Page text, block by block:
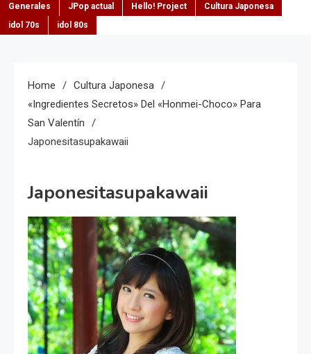
Generales
JPop actual Hello! Project
Cultura Japonesa
idol 70s
idol 80s
Home
Cultura Japonesa
«Ingredientes Secretos» Del «Honmei-Choco» Para
San Valentín
Japonesitasupakawaii
Japonesitasupakawaii